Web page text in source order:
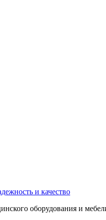
оборудования и